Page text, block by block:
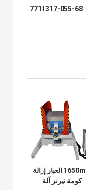
86-550-7131177
1650mm الغبار إزالة
كومة تيرنر آلة